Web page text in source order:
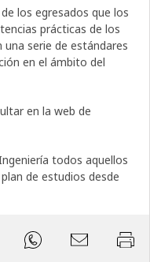
los egresados que los
prácticas de los
serie de estándares
en el ámbito del
en la web de
todos aquellos
de estudios desde